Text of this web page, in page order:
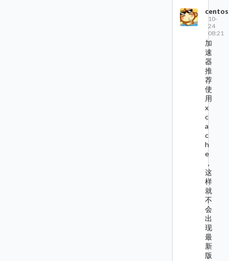
centos
10-
24
08:21
加
速
器
推
荐
使
用
x
c
a
c
h
e
，
这
样
就
不
会
出
现
最
新
版